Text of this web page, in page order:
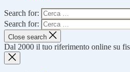
Search for:
Search for:
Close search
Dal 2000 il tuo riferimento online su